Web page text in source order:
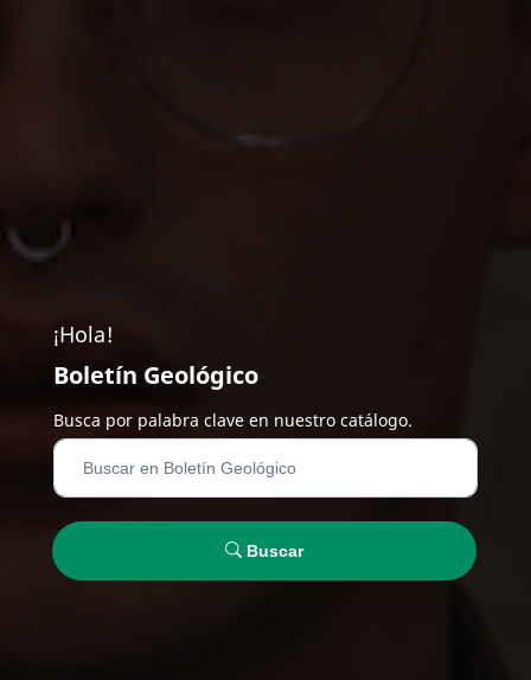
¡Hola!
Boletín Geológico
Busca por palabra clave en nuestro catálogo.
Buscar